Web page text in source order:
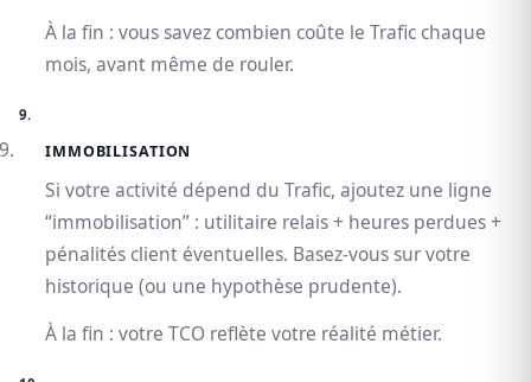
À la fin : vous savez combien coûte le Trafic chaque
mois, avant même de rouler.
IMMOBILISATION
Si votre activité dépend du Trafic, ajoutez une ligne
“immobilisation” : utilitaire relais + heures perdues +
pénalités client éventuelles. Basez-vous sur votre
historique (ou une hypothèse prudente).
À la fin : votre TCO reflète votre réalité métier.